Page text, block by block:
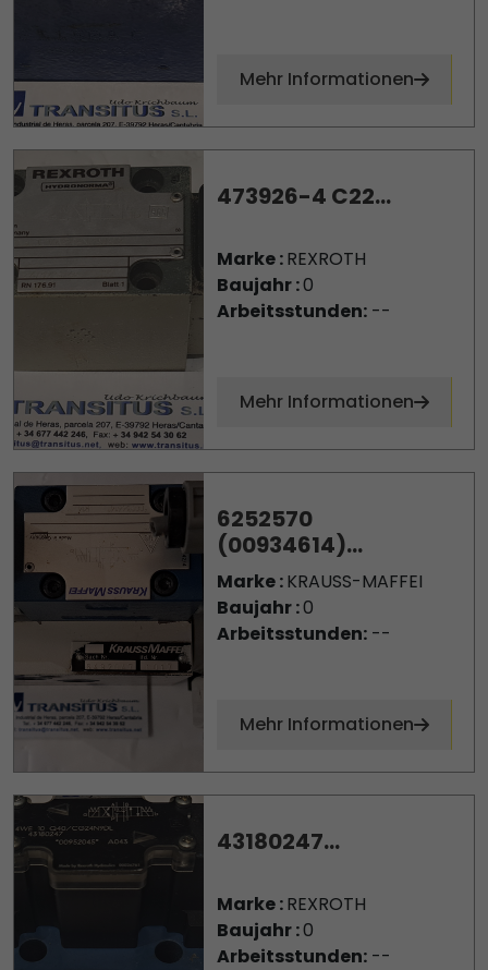
Mehr Informationen
473926-4 C22...
Marke :REXROTH
Baujahr :0
Arbeitsstunden:--
Mehr Informationen
6252570
(00934614)...
Marke :KRAUSS-MAFFEI
Baujahr :0
Arbeitsstunden:--
Mehr Informationen
43180247...
Marke :REXROTH
Baujahr :0
Arbeitsstunden:--